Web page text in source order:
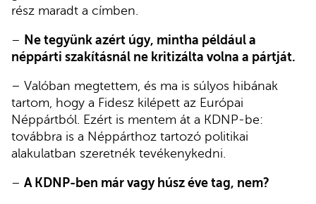
rész maradt a címben.
– Ne tegyünk azért úgy, mintha például a
néppárti szakításnál ne kritizálta volna a pártját.
– Valóban megtettem, és ma is súlyos hibának
tartom, hogy a Fidesz kilépett az Európai
Néppártból. Ezért is mentem át a KDNP-be:
továbbra is a Néppárthoz tartozó politikai
alakulatban szeretnék tevékenykedni.
– A KDNP-ben már vagy húsz éve tag, nem?